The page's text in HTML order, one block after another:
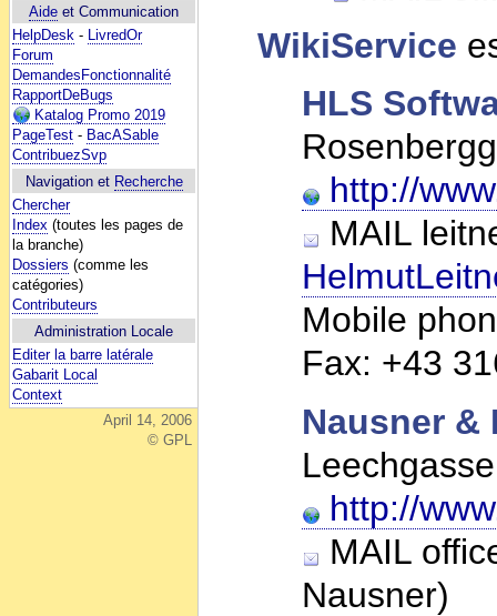
Aide et Communication
HelpDesk - LivredOr
Forum
DemandesFonctionnalité
RapportDeBugs
Katalog Promo 2019
PageTest - BacASable
ContribuezSvp
Navigation et Recherche
Chercher
Index (toutes les pages de
la branche)
Dossiers (comme les
catégories)
Contributeurs
Administration Locale
Editer la barre latérale
Gabarit Local
Context
April 14, 2006
© GPL
WikiService
HLS
http://
MAIL
Mobile
Fax: +43
Nausner &
http://
MAIL
Nausner)